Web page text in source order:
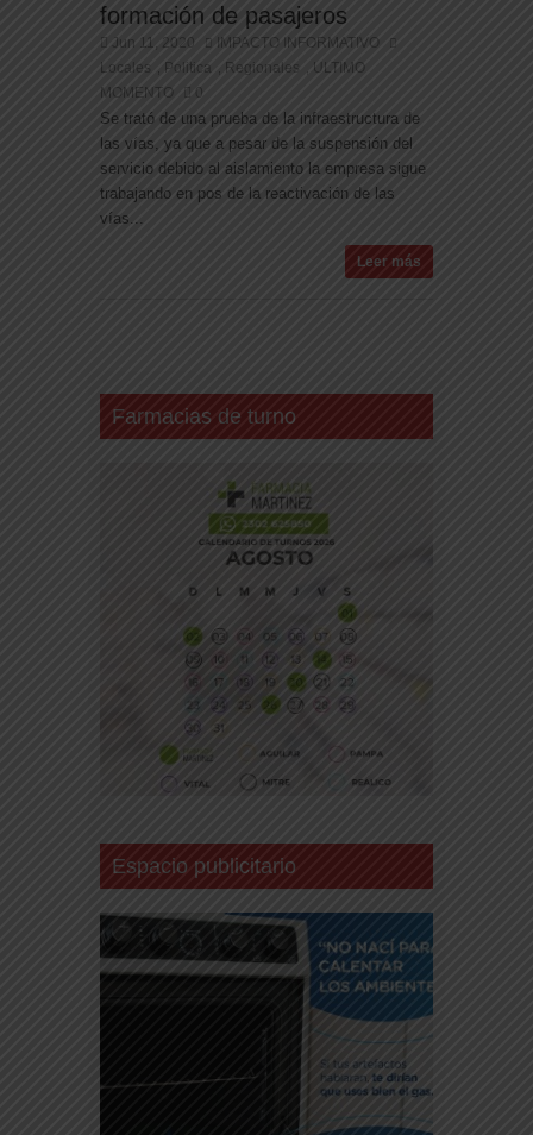
formación de pasajeros
Jun 11, 2020
IMPACTO INFORMATIVO
Locales
Politica Regionales
ULTIMO
MOMENTO
0
Se trató de una prueba de la infraestructura de
las vías, ya que a pesar de la suspensión del
servicio debido al aislamiento la empresa sigue
trabajando en pos de la reactivación de las
vías...
Leer más
Farmacias de turno
Espacio publicitario